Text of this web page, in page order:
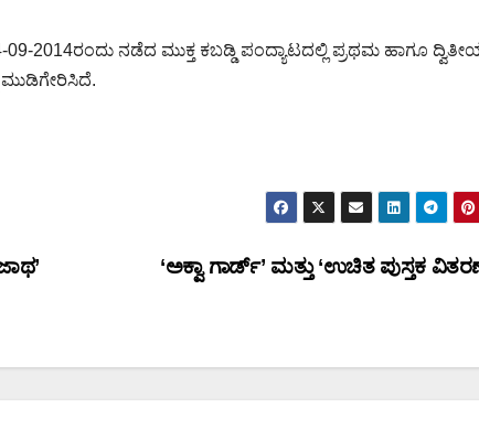
2014ರಂದು ನಡೆದ ಮುಕ್ತ ಕಬಡ್ಡಿ ಪಂದ್ಯಾಟದಲ್ಲಿ ಪ್ರಥಮ ಹಾಗೂ
ಮುಡಿಗೇರಿಸಿದೆ.
‘ಅಕ್ವಾ ಗಾರ್ಡ್’ ಮತ್ತು ‘ಉಚಿತ ಪುಸ್ತಕ